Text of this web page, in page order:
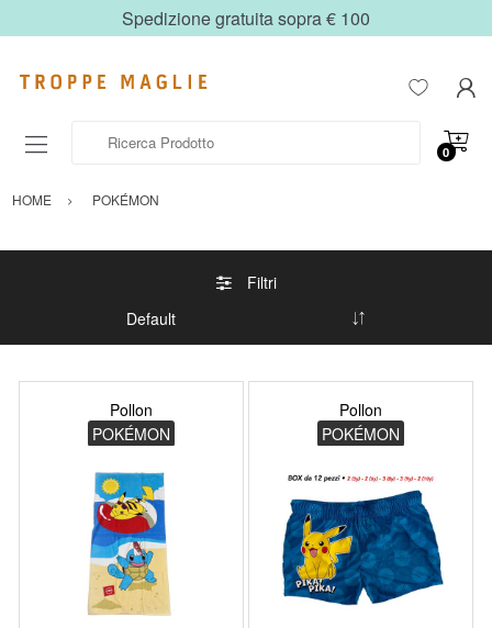
Spedizione gratuita sopra € 100
0
HOME POKÉMON
Filtri
Pollon
POKÉMON
Pollon
POKÉMON